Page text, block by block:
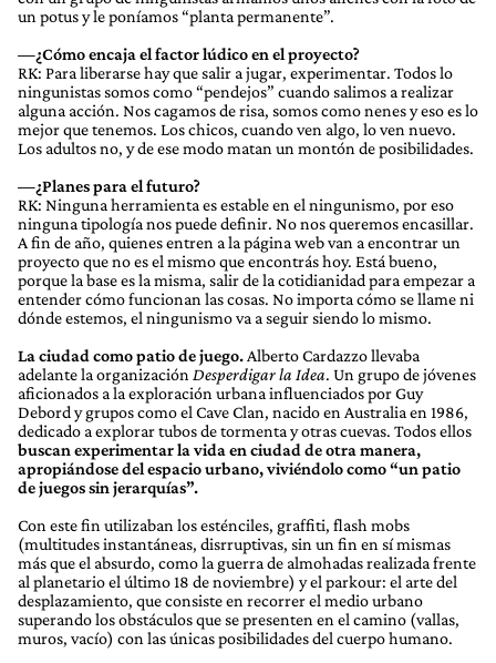
un potus y le poníamos “planta permanente”.
—¿Cómo encaja el factor lúdico en el proyecto?
RK: Para liberarse hay que salir a jugar, experimentar. Todos lo
ningunistas somos como “pendejos” cuando salimos a realizar
alguna acción. Nos cagamos de risa, somos como nenes y eso es lo
mejor que tenemos. Los chicos, cuando ven algo, lo ven nuevo.
Los adultos no, y de ese modo matan un montón de posibilidades.
—¿Planes para el futuro?
RK: Ninguna herramienta es estable en el ningunismo, por eso
ninguna tipología nos puede definir. No nos queremos encasillar.
A fin de año, quienes entren a la página web van a encontrar un
proyecto que no es el mismo que encontrás hoy. Está bueno,
porque la base es la misma, salir de la cotidianidad para empezar a
entender cómo funcionan las cosas. No importa cómo se llame ni
dónde estemos, el ningunismo va a seguir siendo lo mismo.
La ciudad como patio de juego. Alberto Cardazzo llevaba
adelante la organización Desperdigar la Idea. Un grupo de jóvenes
aficionados a la exploración urbana influenciados por Guy
Debord y grupos como el Cave Clan, nacido en Australia en 1986,
dedicado a explorar tubos de tormenta y otras cuevas. Todos ellos
buscan experimentar la vida en ciudad de otra manera,
apropiándose del espacio urbano, viviéndolo como “un patio
de juegos sin jerarquías”.
Con este fin utilizaban los esténciles, graffiti, flash mobs
(multitudes instantáneas, disrruptivas, sin un fin en sí mismas
más que el absurdo, como la guerra de almohadas realizada frente
al planetario el último 18 de noviembre) y el parkour: el arte del
desplazamiento, que consiste en recorrer el medio urbano
superando los obstáculos que se presenten en el camino (vallas,
muros, vacío) con las únicas posibilidades del cuerpo humano.